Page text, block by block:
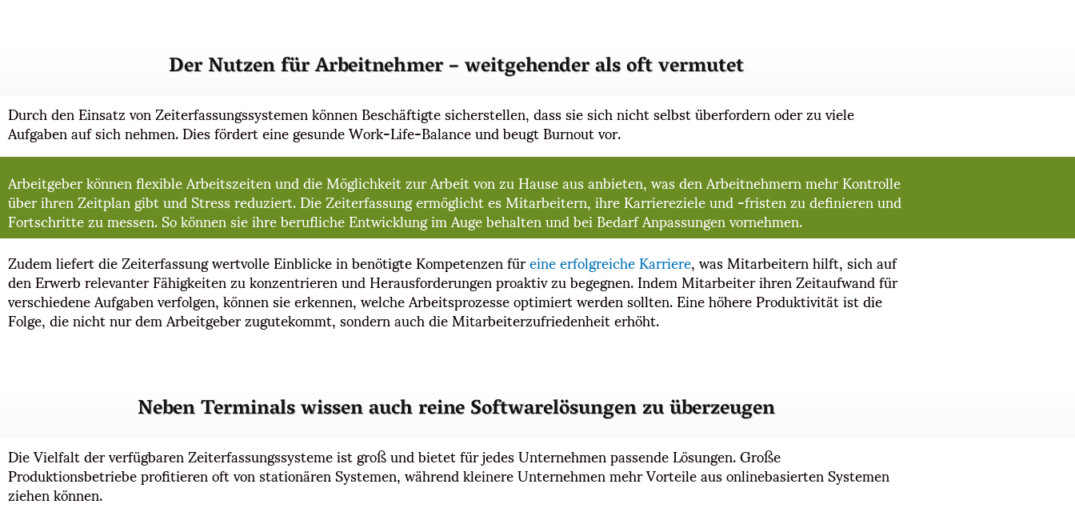
Der Nutzen für Arbeitnehmer – weitgehender als oft vermutet
Durch den Einsatz von Zeiterfassungssystemen können Beschäftigte sicherstellen, dass sie sich nicht selbst überfordern oder zu viele
Aufgaben auf sich nehmen. Dies fördert eine gesunde Work-Life-Balance und beugt Burnout vor.
Arbeitgeber können flexible Arbeitszeiten und die Möglichkeit zur Arbeit von zu Hause aus anbieten, was den Arbeitnehmern mehr Kontrolle
über ihren Zeitplan gibt und Stress reduziert. Die Zeiterfassung ermöglicht es Mitarbeitern, ihre Karriereziele und -fristen zu definieren und
Fortschritte zu messen. So können sie ihre berufliche Entwicklung im Auge behalten und bei Bedarf Anpassungen vornehmen.
Zudem liefert die Zeiterfassung wertvolle Einblicke in benötigte Kompetenzen füreine erfolgreiche Karriere, was Mitarbeitern hilft, sich auf
den Erwerb relevanter Fähigkeiten zu konzentrieren und Herausforderungen proaktiv zu begegnen. Indem Mitarbeiter ihren Zeitaufwand für
verschiedene Aufgaben verfolgen, können sie erkennen, welche Arbeitsprozesse optimiert werden sollten. Eine höhere Produktivität ist die
Folge, die nicht nur dem Arbeitgeber zugutekommt, sondern auch die Mitarbeiterzufriedenheit erhöht.
Neben Terminals wissen auch reine Softwarelösungen zu überzeugen
Die Vielfalt der verfügbaren Zeiterfassungssysteme ist groß und bietet für jedes Unternehmen passende Lösungen. Große
Produktionsbetriebe profitieren oft von stationären Systemen, während kleinere Unternehmen mehr Vorteile aus onlinebasierten Systemen
ziehen können.